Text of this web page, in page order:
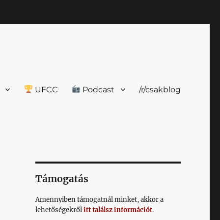
UFCC Podcast /r/csakblog
Támogatás
Amennyiben támogatnál minket, akkor a
lehetőségekrőlitt találsz információt.